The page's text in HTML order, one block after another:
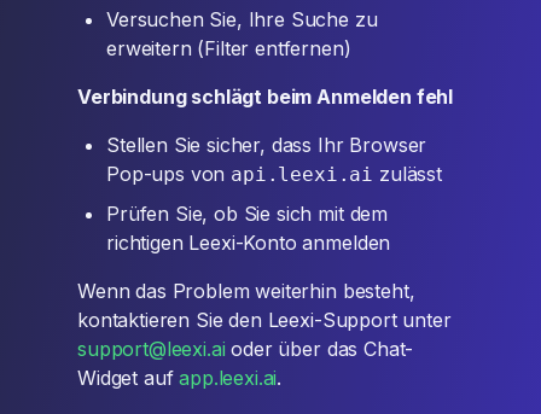
Versuchen Sie, Ihre Suche zu
erweitern (Filter entfernen)
Verbindung schlägt beim Anmelden fehl
Stellen Sie sicher, dass Ihr Browser
Pop-ups von api.leexi.ai zulässt
Prüfen Sie, ob Sie sich mit dem
richtigen Leexi-Konto anmelden
Wenn das Problem weiterhin besteht,
kontaktieren Sie den Leexi-Support unter
support@leexi.ai oder über das Chat-
Widget aufapp.leexi.ai.